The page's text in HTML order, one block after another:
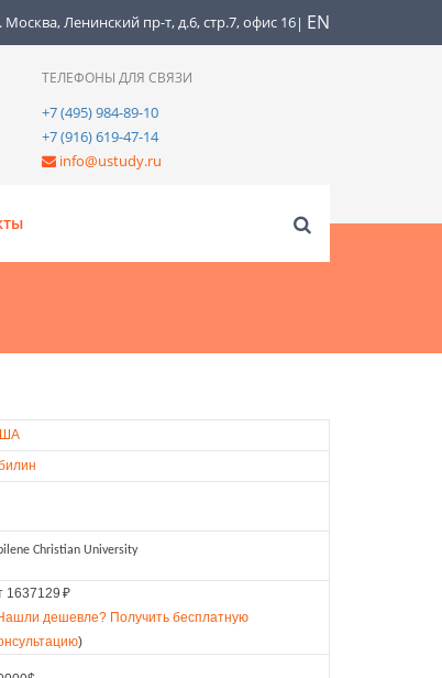
Москва, Ленинский пр-т, д.6, стр.7, офис 16| EN
ТЕЛЕФОНЫ ДЛЯ СВЯЗИ
+7 (495) 984-89-10
+7 (916) 619-47-14
info@ustudy.ru
Christian University
1637129 ₽
дешевле? Получить бесплатную
)